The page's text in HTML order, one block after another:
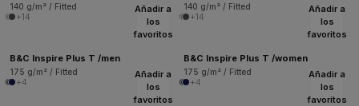
140 g/m² / Fitted
+14
140 g/m² / Fitted
+14
Añadir a
los
favoritos
B&C Inspire Plus T /men
175 g/m² / Fitted
+4
Añadir a
los
favoritos
B&C Inspire Plus T /women
175 g/m² / Fitted
+4
Añadir a
los
favoritos
Añadir a
los
favoritos